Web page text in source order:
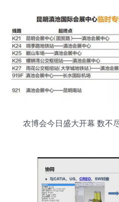
农博会今日盛大开幕 数不